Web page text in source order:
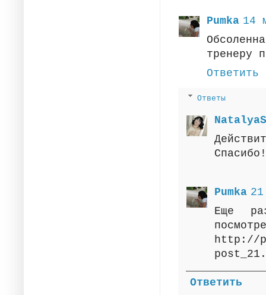
Pumka 14
тренеру
Ответить
Ответы
Спасибо!
Pumka
Еще
http://
Ответить